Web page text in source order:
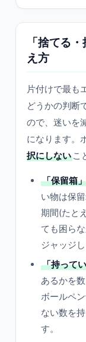
「捨てる
え方
片付けで最も
どうかの判断
ので、迷いを
になります。
択にしない こ
「保留箱
い物は保
期間(たと
ても困ら
ジャッジ
「持って
あるかを
ボールペ
ない数を
す。